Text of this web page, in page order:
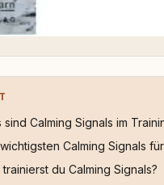
sind Calming Signals im
Calming Signals
du Calming Signals?